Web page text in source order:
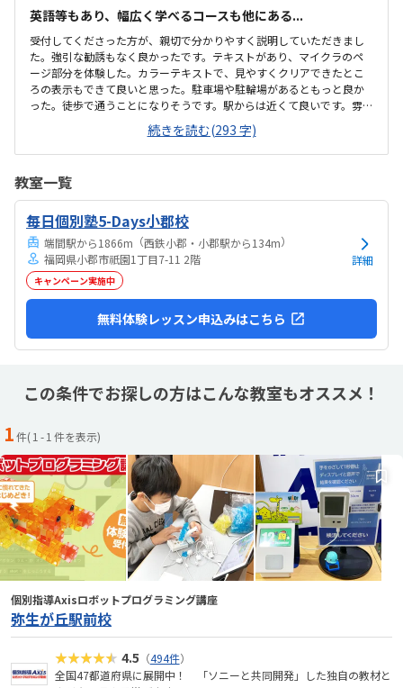
英語等もあり、幅広く学べるコースも他にある...
受付してくださった方が、親切で分かりやすく説明していただきまし
た。強引な勧誘もなく良かったです。テキストがあり、マイクラのペ
ージ部分を体験した。カラーテキストで、見やすくクリアできたとこ
ろの表示もできて良いと思った。駐車場や駐輪場があるともっと良か
った。徒歩で通うことになりそうです。駅からは近くて良いです。雰囲
気も良く、清潔感もあった。部屋が区切られていて、個人スペースも
確保されていて良かった。基本料金以外に、追加料金があまり無さそ
うで良かった。できれば、毎月1万以内で通いたいです。子供に熱心に
気持ちになれて良かった。
続きを読む(293 字)
教室一覧
毎日個別塾5-Days小郡校
端間駅から1866m （西鉄小郡・小郡駅から134m）
福岡県小郡市祇園1丁目7-11 2階
キャンペーン実施中
詳細
無料体験レッスン申込みはこちら
この条件でお探しの方はこんな教室もオススメ！
1件(1 -1 件を表示)
個別指導Axisロボットプログラミング講座
弥生が丘駅前校
★★★★★ 4.5 （494件）
全国47都道府県に展開中！ 「ソニーと共同開発」した独自の教材と